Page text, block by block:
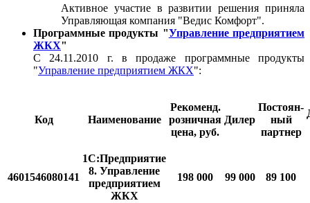
Активное участие в развитии решения приняла
Управляющая компания "Ведис Комфорт".
Программные продукты "Управление предприятием
ЖКХ"
С 24.11.2010 г. в продаже программные продукты
"Управление предприятием ЖКХ":
Код Наименование
Рекоменд.
розничная
цена, руб.
Дилер
Постоян-
ный
партнер
4601546080141
1С:Предприятие
8. Управление
предприятием
ЖКХ
198 000 99 000 89 100